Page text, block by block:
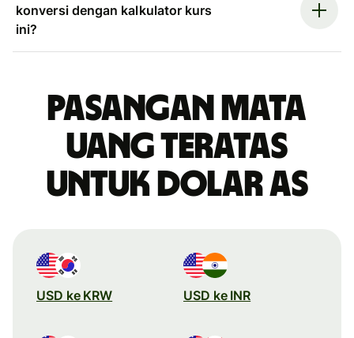
konversi dengan kalkulator kurs
ini?
Pasangan mata
uang teratas
untuk dolar AS
USD ke KRW USD ke INR